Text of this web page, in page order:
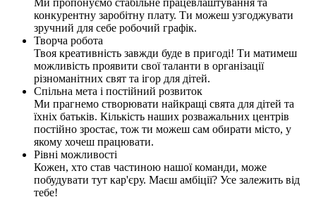
Ми пропонуємо стабільне працевлаштування та
конкурентну заробітну плату. Ти можеш узгоджувати
зручний для себе робочий графік.
Творча робота
Твоя креативність завжди буде в пригоді! Ти матимеш
можливість проявити свої таланти в організації
різноманітних свят та ігор для дітей.
Спільна мета і постійний розвиток
Ми прагнемо створювати найкращі свята для дітей та
їхніх батьків. Кількість наших розважальних центрів
постійно зростає, тож ти можеш сам обирати місто, у
якому хочеш працювати.
Рівні можливості
Кожен, хто став частиною нашої команди, може
побудувати тут кар'єру. Маєш амбіції? Усе залежить від
тебе!